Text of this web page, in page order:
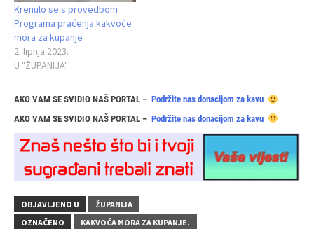
Krenulo se s provedbom
Programa praćenja kakvoće
mora za kupanje
2. lipnja 2023.
U "ŽUPANIJA"
AKO VAM SE SVIDIO NAŠ PORTAL – Podržite nas donacijom za kavu
AKO VAM SE SVIDIO NAŠ PORTAL – Podržite nas donacijom za kavu
OBJAVLJENO U
ŽUPANIJA
OZNAČENO
KAKVOĆA MORA ZA KUPANJE.